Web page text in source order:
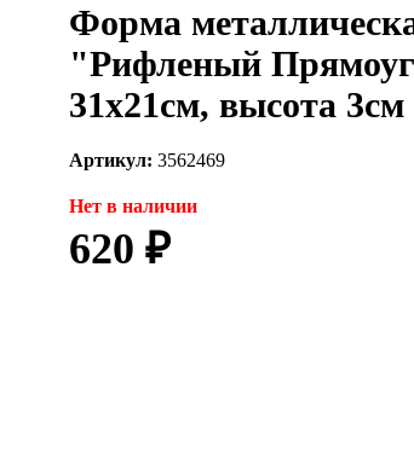
Форма
"Рифленый
31х21см, высота 3см
Артикул: 3562469
Нет в наличии
620 ₽